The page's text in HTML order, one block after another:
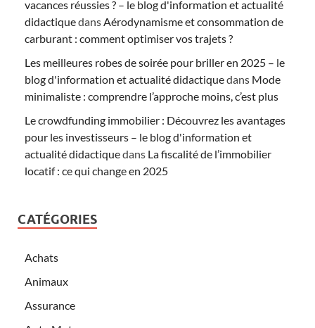
vacances réussies ? – le blog d'information et actualité
didactiquedansAérodynamisme et consommation de
carburant : comment optimiser vos trajets ?
Les meilleures robes de soirée pour briller en 2025 – le
blog d'information et actualité didactiquedans Mode
minimaliste : comprendre l’approche moins, c’est plus
Le crowdfunding immobilier : Découvrez les avantages
pour les investisseurs – le blog d'information et
actualité didactiquedans La fiscalité de l’immobilier
locatif : ce qui change en 2025
CATÉGORIES
Achats
Animaux
Assurance